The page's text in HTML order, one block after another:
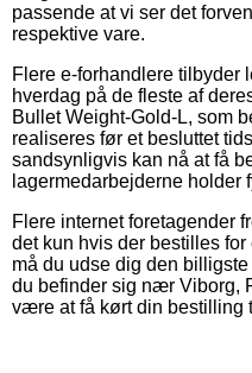
passende at vi ser det
respektive vare.
Flere e-forhandlere
hverdag på de fleste af
Bullet Weight-Gold-L, som
realiseres før et besluttet
sandsynligvis kan nå at få
lagermedarbejderne holder
Flere internet foretagender
det kun hvis der bestilles
må du udse dig den
du befinder sig nær Viborg,
være at få kørt din bestilling